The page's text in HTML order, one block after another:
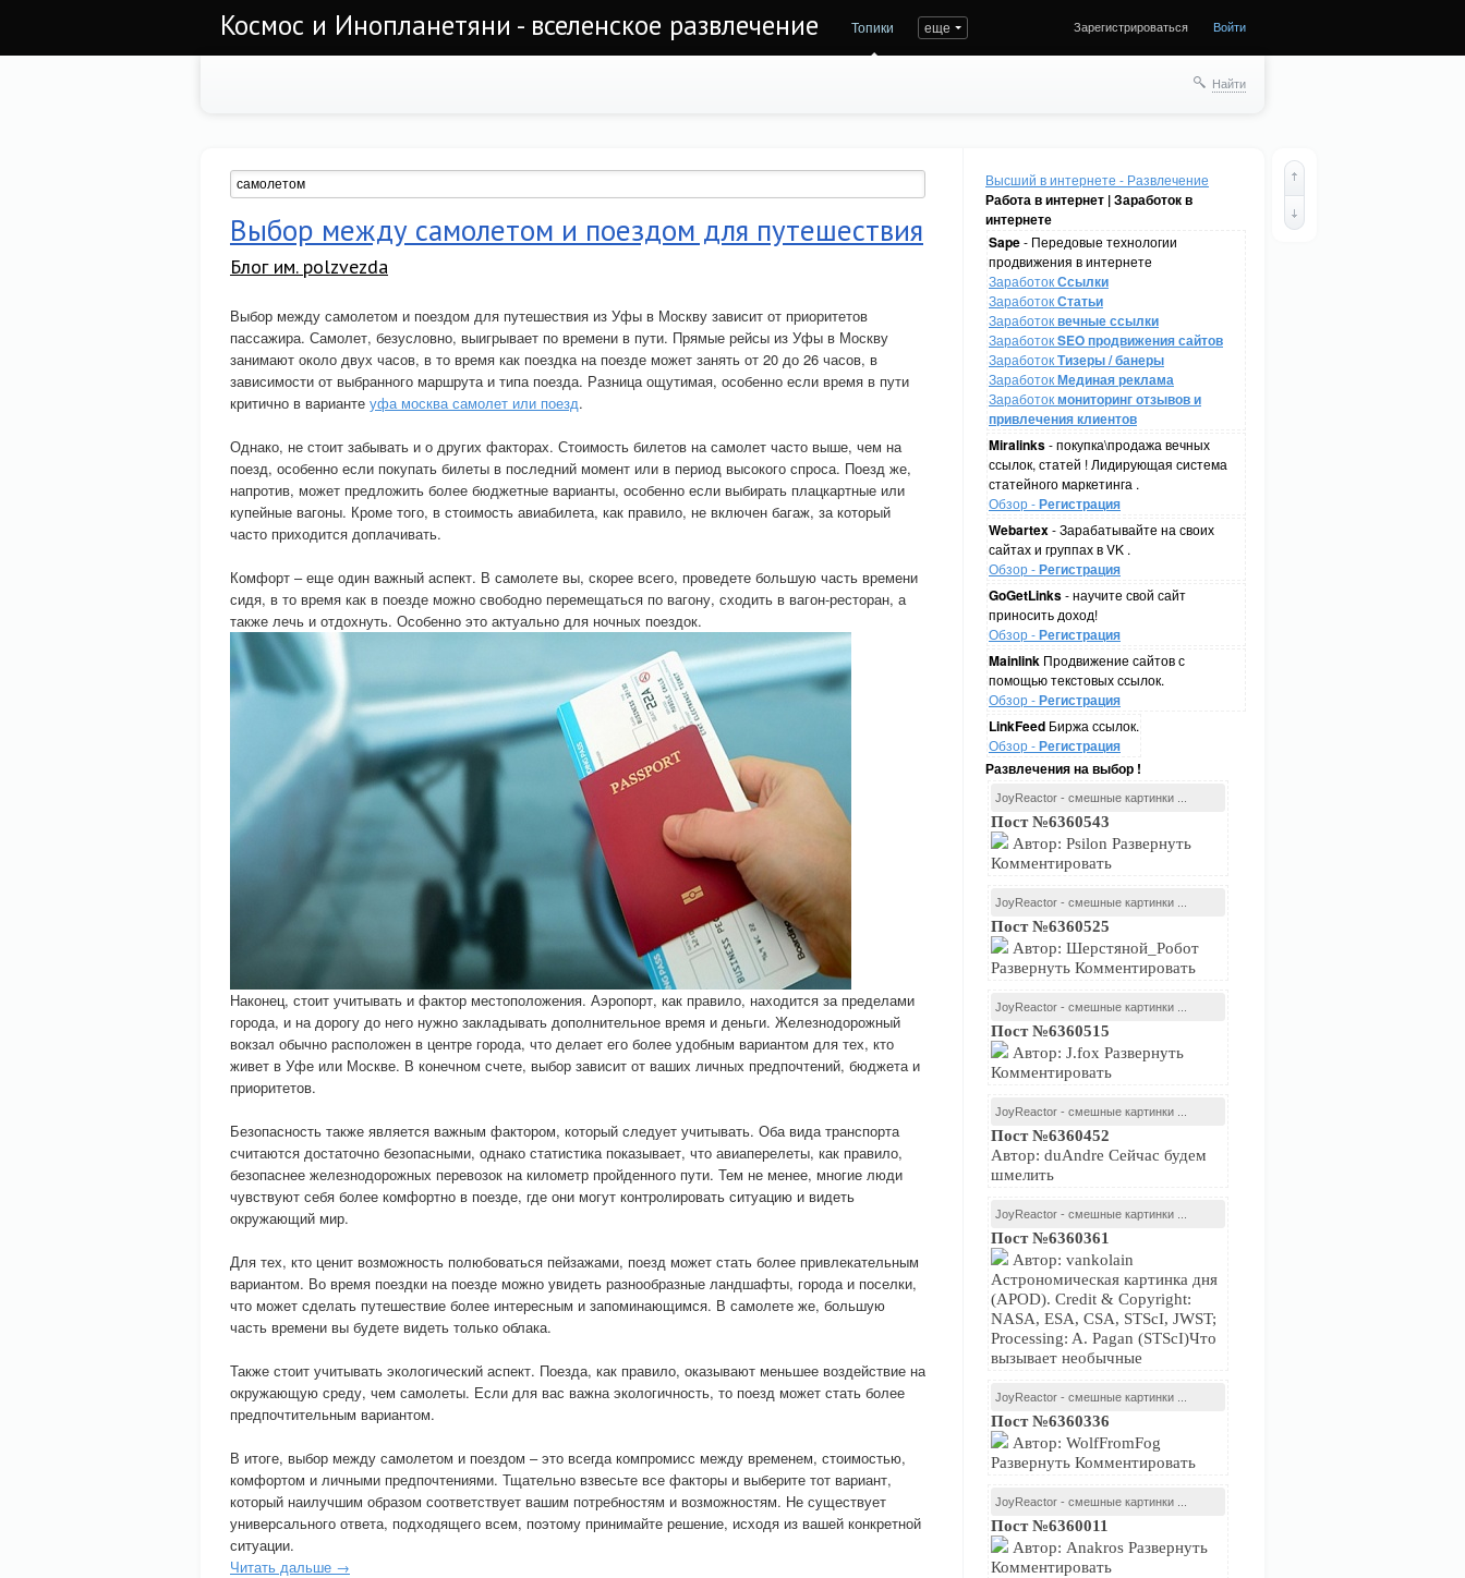
Космос и Инопланетяни - вселенское развлечение Топики еще Зарегистрироваться Войти
Найти
Высший в интернете - Развлечение
Работа в интернет | Заработок в
интернете
Sape- Передовые технологии
продвижения в интернете
ЗаработокСсылки
ЗаработокСтатьи
Заработоквечные ссылки
ЗаработокSEO продвижения сайтов
ЗаработокТизеры / банеры
ЗаработокМединая реклама
Заработокмониторинг отзывов и
привлечения клиентов
Miralinks- покупка\продажа вечных
ссылок, статей ! Лидирующая система
статейного маркетинга .
Обзор -Регистрация
Webartex- Зарабатывайте на своих
сайтах и группах в VK .
Обзор -Регистрация
GoGetLinks- научите свой сайт
приносить доход!
Обзор -Регистрация
Mainlink Продвижение сайтов с
помощью текстовых ссылок.
Обзор -Регистрация
LinkFeed Биржа ссылок.
Обзор -Регистрация
Развлечения на выбор !
JoyReactor - смешные картинки ...
Пост №6360543
Автор: Psilon Развернуть
Комментировать
JoyReactor - смешные картинки ...
Пост №6360525
Автор: Шерстяной_Робот
Развернуть Комментировать
JoyReactor - смешные картинки ...
Пост №6360515
Автор: J.fox Развернуть
Комментировать
JoyReactor - смешные картинки ...
Пост №6360452
Автор: duAndre Сейчас будем
шмелить
JoyReactor - смешные картинки ...
Пост №6360361
Автор: vankolain
Астрономическая картинка дня
(APOD). Credit & Copyright:
NASA, ESA, CSA, STScI, JWST;
Processing: A. Pagan (STScI)Что
вызывает необычные
JoyReactor - смешные картинки ...
Пост №6360336
Автор: WolfFromFog
Развернуть Комментировать
JoyReactor - смешные картинки ...
Пост №6360011
Автор: Anakros Развернуть
Комментировать
Выбор между самолетом и поездом для путешествия
Блог им. polzvezda
Выбор между самолетом и поездом для путешествия из Уфы в Москву зависит от приоритетов
пассажира. Самолет, безусловно, выигрывает по времени в пути. Прямые рейсы из Уфы в Москву
занимают около двух часов, в то время как поездка на поезде может занять от 20 до 26 часов, в
зависимости от выбранного маршрута и типа поезда. Разница ощутимая, особенно если время в пути
критично в варианте уфа москва самолет или поезд.
Однако, не стоит забывать и о других факторах. Стоимость билетов на самолет часто выше, чем на
поезд, особенно если покупать билеты в последний момент или в период высокого спроса. Поезд же,
напротив, может предложить более бюджетные варианты, особенно если выбирать плацкартные или
купейные вагоны. Кроме того, в стоимость авиабилета, как правило, не включен багаж, за который
часто приходится доплачивать.
Комфорт – еще один важный аспект. В самолете вы, скорее всего, проведете большую часть времени
сидя, в то время как в поезде можно свободно перемещаться по вагону, сходить в вагон-ресторан, а
также лечь и отдохнуть. Особенно это актуально для ночных поездок.
Наконец, стоит учитывать и фактор местоположения. Аэропорт, как правило, находится за пределами
города, и на дорогу до него нужно закладывать дополнительное время и деньги. Железнодорожный
вокзал обычно расположен в центре города, что делает его более удобным вариантом для тех, кто
живет в Уфе или Москве. В конечном счете, выбор зависит от ваших личных предпочтений, бюджета и
приоритетов.
Безопасность также является важным фактором, который следует учитывать. Оба вида транспорта
считаются достаточно безопасными, однако статистика показывает, что авиаперелеты, как правило,
безопаснее железнодорожных перевозок на километр пройденного пути. Тем не менее, многие люди
чувствуют себя более комфортно в поезде, где они могут контролировать ситуацию и видеть
окружающий мир.
Для тех, кто ценит возможность полюбоваться пейзажами, поезд может стать более привлекательным
вариантом. Во время поездки на поезде можно увидеть разнообразные ландшафты, города и поселки,
что может сделать путешествие более интересным и запоминающимся. В самолете же, большую
часть времени вы будете видеть только облака.
Также стоит учитывать экологический аспект. Поезда, как правило, оказывают меньшее воздействие на
окружающую среду, чем самолеты. Если для вас важна экологичность, то поезд может стать более
предпочтительным вариантом.
В итоге, выбор между самолетом и поездом – это всегда компромисс между временем, стоимостью,
комфортом и личными предпочтениями. Тщательно взвесьте все факторы и выберите тот вариант,
который наилучшим образом соответствует вашим потребностям и возможностям. Не существует
универсального ответа, подходящего всем, поэтому принимайте решение, исходя из вашей конкретной
ситуации.
Читать дальше →